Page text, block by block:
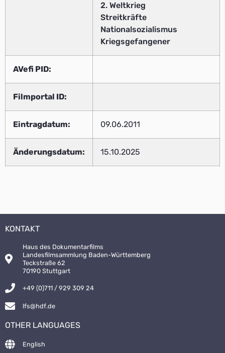
2. Weltkrieg
Streitkräfte
Nationalsozialismus
Kriegsgefangener
AVefi PID:
Filmportal ID:
Eintragdatum: 09.06.2011
Änderungsdatum: 15.10.2025
KONTAKT
Haus des Dokumentarfilms
Landesfilmsammlung Baden-Württemberg
Teckstraße 62
70190 Stuttgart
+49 (0)711 / 929 309 24
lfs@hdf.de
OTHER LANGUAGES
English